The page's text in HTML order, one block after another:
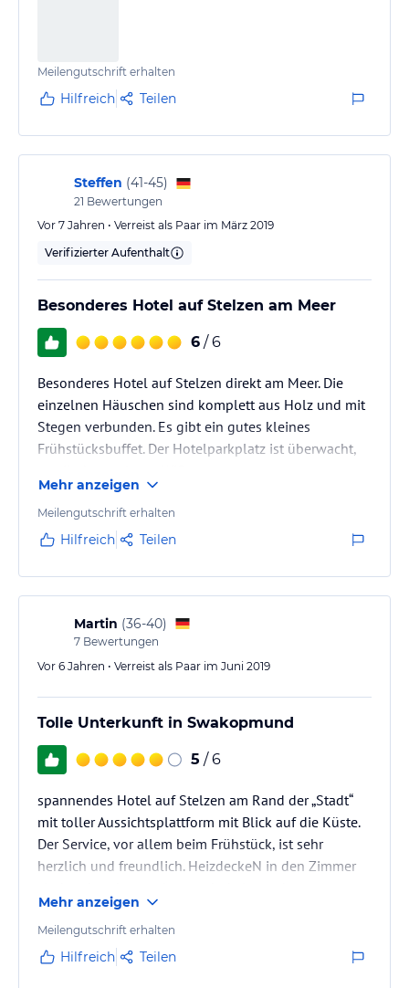
Meilengutschrift erhalten
Hilfreich Teilen
Steffen (41-45)
21 Bewertungen
Vor 7 Jahren • Verreist als Paar im März 2019
Verifizierter Aufenthalt
Besonderes Hotel auf Stelzen am Meer
6 / 6
Besonderes Hotel auf Stelzen direkt am Meer. Die
einzelnen Häuschen sind komplett aus Holz und mit
Stegen verbunden. Es gibt ein gutes kleines
Frühstücksbuffet. Der Hotelparkplatz ist überwacht,
Mehr anzeigen
Meilengutschrift erhalten
Hilfreich Teilen
Martin (36-40)
7 Bewertungen
Vor 6 Jahren • Verreist als Paar im Juni 2019
Tolle Unterkunft in Swakopmund
5 / 6
spannendes Hotel auf Stelzen am Rand der „Stadt“
mit toller Aussichtsplattform mit Blick auf die Küste.
Der Service, vor allem beim Frühstück, ist sehr
herzlich und freundlich. HeizdeckeN in den Zimmer
Mehr anzeigen
Meilengutschrift erhalten
Hilfreich Teilen